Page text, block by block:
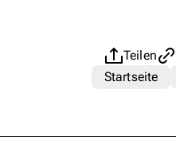
Teilen
Startseite